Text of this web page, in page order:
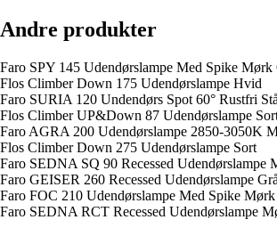
Andre produkter
Faro SPY 145 Udendørslampe Med Spike Mørk
Flos Climber Down 175 Udendørslampe Hvid
Faro SURIA 120 Undendørs Spot 60° Rustfri
Flos Climber UP&Down 87 Udendørslampe
Faro AGRA 200 Udendørslampe 2850-3050K
Flos Climber Down 275 Udendørslampe Sort
Faro SEDNA SQ 90 Recessed Udendørslampe
Faro GEISER 260 Recessed Udendørslampe Grå
Faro FOC 210 Udendørslampe Med Spike Mørk
Faro SEDNA RCT Recessed Udendørslampe